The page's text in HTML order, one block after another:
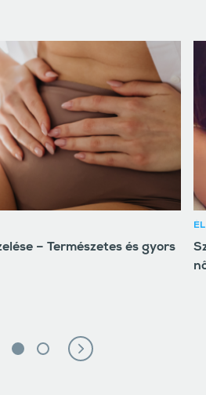
– Természetes és gyors